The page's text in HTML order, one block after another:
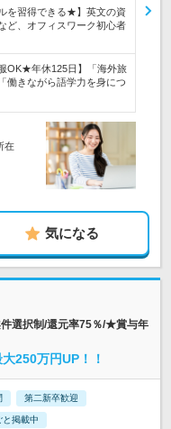
を習得できる★】英文の資
ど、オフィスワーク初心者
OK★年休125日】「海外旅
働きながら語学力を身につ
在
気になる
選択制/還元率75％/★賞与年
250万円UP！！
第二新卒歓迎
と掲載中